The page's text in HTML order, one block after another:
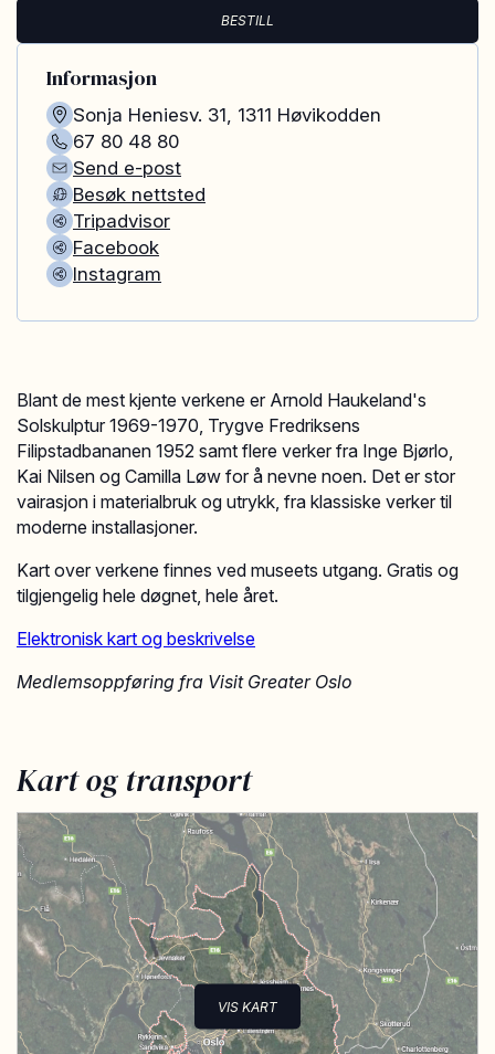
Blant de mest kjente verkene er Arnold Haukeland's
Solskulptur 1969-1970, Trygve Fredriksens
Filipstadbananen 1952 samt flere verker fra Inge Bjørlo,
Kai Nilsen og Camilla Løw for å nevne noen. Det er stor
vairasjon i materialbruk og utrykk, fra klassiske verker til
moderne installasjoner.
Kart over verkene finnes ved museets utgang. Gratis og
tilgjengelig hele døgnet, hele året.
Elektronisk kart og beskrivelse
Medlemsoppføring fra Visit Greater Oslo
Kart og transport
VIS KART
BESTILL
Informasjon
Sonja Heniesv. 31, 1311 Høvikodden
67 80 48 80
Send e-post
Besøk nettsted
Tripadvisor
Facebook
Instagram